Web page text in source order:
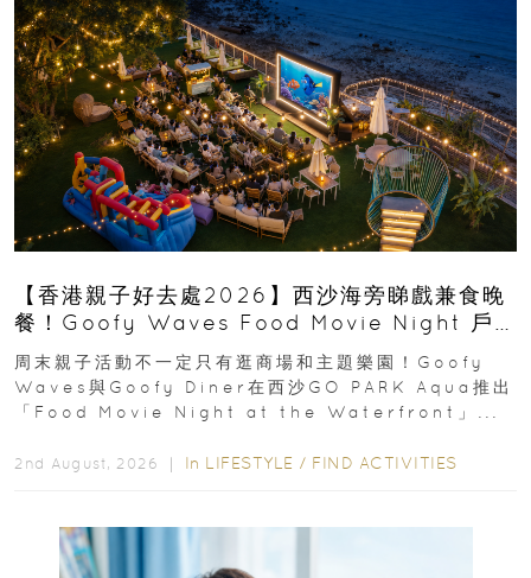
【香港親子好去處2026】西沙海旁睇戲兼食晚
餐！Goofy Waves Food Movie Night 戶
外影院逢週末登場
周末親子活動不一定只有逛商場和主題樂園！Goofy
Waves與Goofy Diner在西沙GO PARK Aqua推出
「Food Movie Night at the Waterfront」...
2nd August, 2026 ｜ In LIFESTYLE / FIND ACTIVITIES